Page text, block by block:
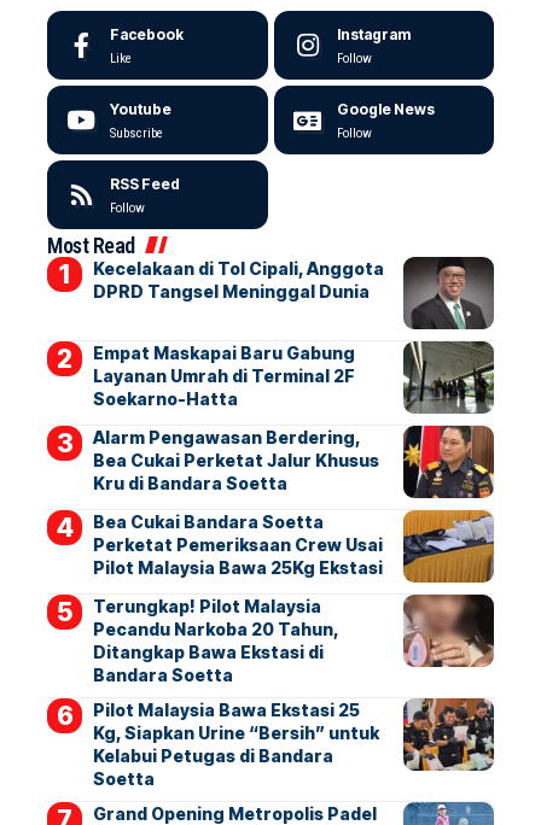
Facebook
Like
Instagram
Follow
Youtube
Subscribe
Google News
Follow
RSS Feed
Follow
Most Read
Kecelakaan di Tol Cipali, Anggota
DPRD Tangsel Meninggal Dunia
Empat Maskapai Baru Gabung
Layanan Umrah di Terminal 2F
Soekarno-Hatta
Alarm Pengawasan Berdering,
Bea Cukai Perketat Jalur Khusus
Kru di Bandara Soetta
Bea Cukai Bandara Soetta
Perketat Pemeriksaan Crew Usai
Pilot Malaysia Bawa 25Kg Ekstasi
Terungkap! Pilot Malaysia
Pecandu Narkoba 20 Tahun,
Ditangkap Bawa Ekstasi di
Bandara Soetta
Pilot Malaysia Bawa Ekstasi 25
Kg, Siapkan Urine “Bersih” untuk
Kelabui Petugas di Bandara
Soetta
Grand Opening Metropolis Padel